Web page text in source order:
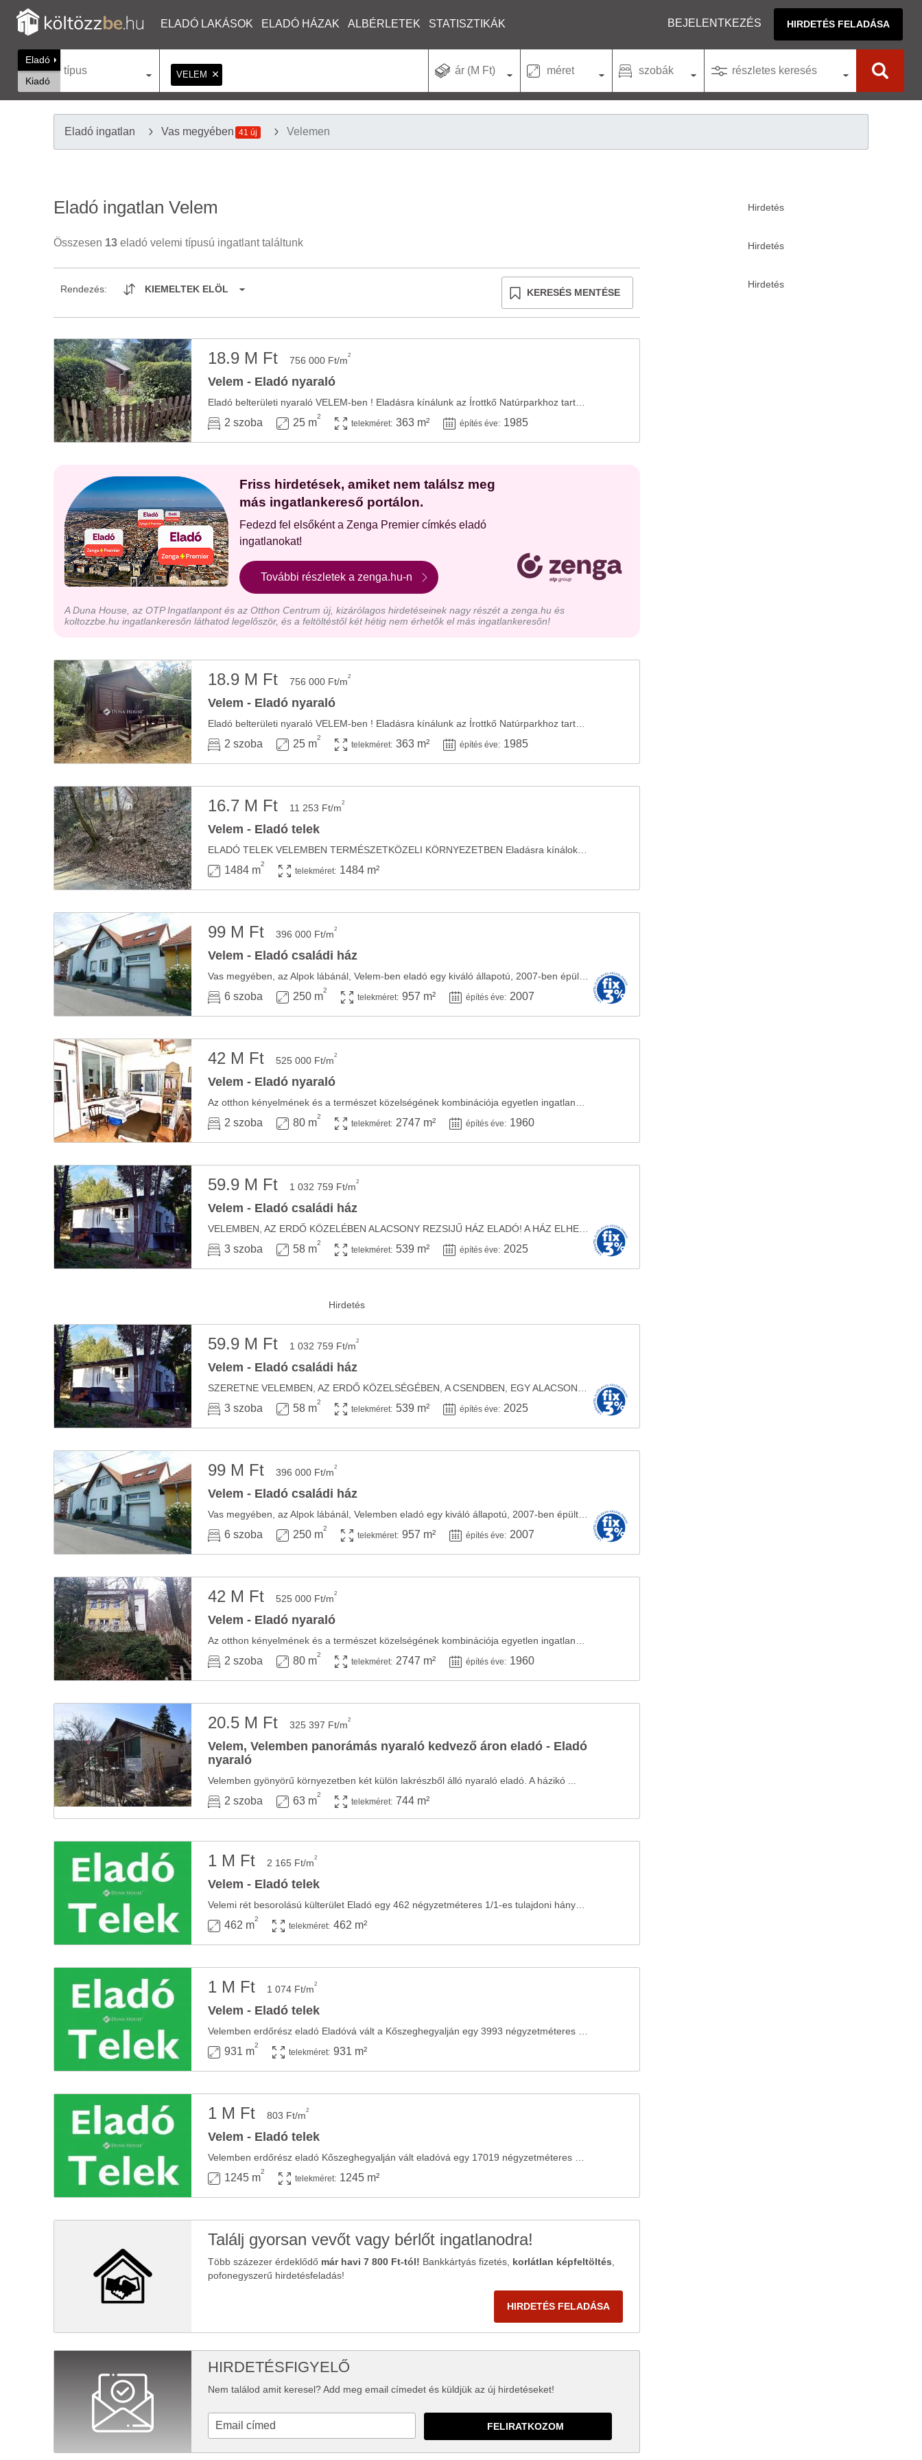
ELADÓ LAKÁSOK ELADÓ HÁZAK ALBÉRLETEK STATISZTIKÁK BEJELENTKEZÉS HIRDETÉS FELADÁSA
Eladó
Kiadó
típus VELEM ár (M Ft) méret szobák részletes keresés
Eladó ingatlan Vas megyében 41 új Velemen
Eladó ingatlan Velem
Összesen 13 eladó velemi típusú ingatlant találtunk
Rendezés: KIEMELTEK ELÖL KERESÉS MENTÉSE
18.9 M Ft 756 000 Ft/m2
Velem - Eladó nyaraló
2 szoba 25 m
2
telekméret: 363 m² építés éve: 1985
Friss hirdetések, amiket nem találsz meg
más ingatlankereső portálon.
Fedezd fel elsőként a Zenga Premier címkés eladó
ingatlanokat!
További részletek a zenga.hu-n
A Duna House, az OTP Ingatlanpont és az Otthon Centrum új, kizárólagos hirdetéseinek nagy részét a zenga.hu és
koltozzbe.hu ingatlankeresőn láthatod legelőször, és a feltöltéstől két hétig nem érhetők el más ingatlankeresőn!
18.9 M Ft 756 000 Ft/m2
Velem - Eladó nyaraló
2 szoba 25 m
2
telekméret: 363 m² építés éve: 1985
16.7 M Ft 11 253 Ft/m2
Velem - Eladó telek
1484 m
2
telekméret: 1484 m²
99 M Ft 396 000 Ft/m2
Velem - Eladó családi ház
6 szoba 250 m
2
telekméret: 957 m² építés éve: 2007
42 M Ft 525 000 Ft/m2
Velem - Eladó nyaraló
2 szoba 80 m
2
telekméret: 2747 m² építés éve: 1960
59.9 M Ft 1 032 759 Ft/m2
Velem - Eladó családi ház
3 szoba 58 m
2
telekméret: 539 m² építés éve: 2025
59.9 M Ft 1 032 759 Ft/m2
Velem - Eladó családi ház
3 szoba 58 m
2
telekméret: 539 m² építés éve: 2025
99 M Ft 396 000 Ft/m2
Velem - Eladó családi ház
6 szoba 250 m
2
telekméret: 957 m² építés éve: 2007
42 M Ft 525 000 Ft/m2
Velem - Eladó nyaraló
2 szoba 80 m
2
telekméret: 2747 m² építés éve: 1960
20.5 M Ft 325 397 Ft/m2
Velem, Velemben panorámás nyaraló kedvező áron eladó - Eladó
nyaraló
Velemben gyönyörű környezetben két külön lakrészből álló nyaraló eladó. A házikó ...
2 szoba 63 m
2
telekméret: 744 m²
1 M Ft 2 165 Ft/m2
Velem - Eladó telek
462 m
2
telekméret: 462 m²
1 M Ft 1 074 Ft/m2
Velem - Eladó telek
931 m
2
telekméret: 931 m²
1 M Ft 803 Ft/m2
Velem - Eladó telek
1245 m
2
telekméret: 1245 m²
Találj gyorsan vevőt vagy bérlőt ingatlanodra!
Több százezer érdeklődő már havi 7 800 Ft-tól! Bankkártyás fizetés, korlátlan képfeltöltés
pofonegyszerű hirdetésfeladás!
HIRDETÉS FELADÁSA
HIRDETÉSFIGYELŐ
Nem találod amit keresel? Add meg email címedet és küldjük az új hirdetéseket!